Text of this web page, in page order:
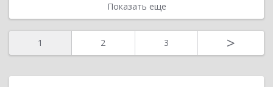
Показать еще
1 2 3 >